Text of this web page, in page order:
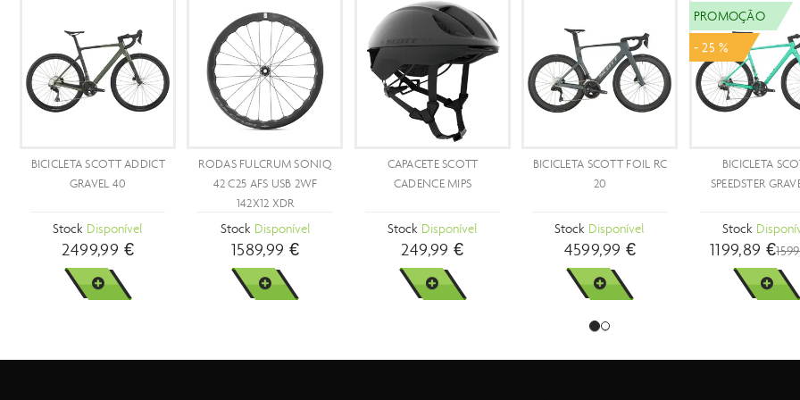
BICICLETA SCOTT ADDICT
10
Stock Brevemente
5899,99 €
VER MAIS
PROMOÇÃO
- 25 %
BICICLETA SCOTT ADDICT
10
Stock Disponível
4399,89 €5899,99 €
VER MAIS
PROMOÇÃO
- 23 %
BICICLETA SCOTT ADDICT
30
Stock Disponível
2699,90 €3499,99 €
VER MAIS
BICICLETA SCOTT ADDICT
Stock Disponível
3499,99 €
VER MAIS
BICICLETA SCOTT
SPEEDSTER GRAVEL
Stock Disponível
1399,99 €
VER MAIS